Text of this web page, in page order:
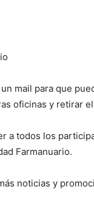
mail para que
oficinas y retirar
a todos los
Farmanuario.
noticias y